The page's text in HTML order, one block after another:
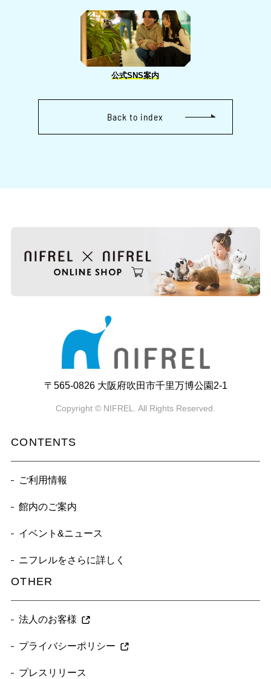
公式SNS案内
Back to index
〒565-0826 大阪府吹田市千里万博公園2-1
Copyright © NIFREL. All Rights Reserved.
CONTENTS
ご利用情報
館内のご案内
イベント&ニュース
ニフレルをさらに詳しく
OTHER
法人のお客様
プライバシーポリシー
プレスリリース